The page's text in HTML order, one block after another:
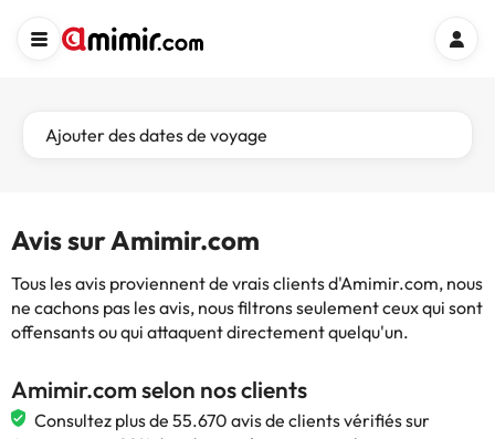
Ajouter des dates de voyage
Avis sur Amimir.com
Tous les avis proviennent de vrais clients d'Amimir.com, nous
ne cachons pas les avis, nous filtrons seulement ceux qui sont
offensants ou qui attaquent directement quelqu'un.
Amimir.com selon nos clients
Consultez plus de 55.670 avis de clients vérifiés sur